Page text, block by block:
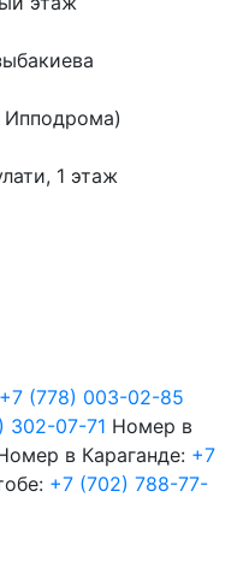
Ипподрома)
1 этаж
+7 (778) 003-02-85
302-07-71 Номер в
в Караганде: +7
+7 (702) 788-77-